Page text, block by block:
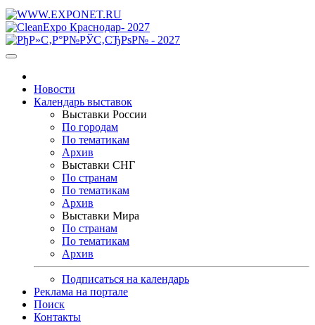
Новости
Календарь выставок
Выставки России
По городам
По тематикам
Архив
Выставки СНГ
По странам
По тематикам
Архив
Выставки Мира
По странам
По тематикам
Архив
Подписаться на календарь
Реклама на портале
Поиск
Контакты